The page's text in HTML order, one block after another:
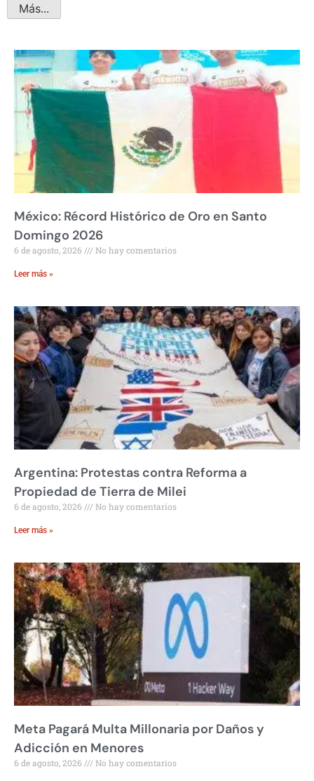
Más...
México: Récord Histórico de Oro en Santo
Domingo 2026
6 de agosto, 2026 No hay comentarios
Leer más »
Argentina: Protestas contra Reforma a
Propiedad de Tierra de Milei
6 de agosto, 2026 No hay comentarios
Leer más »
Meta Pagará Multa Millonaria por Daños y
Adicción en Menores
6 de agosto, 2026 No hay comentarios